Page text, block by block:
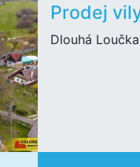
Prodej
Dlouhá